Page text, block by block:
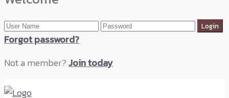
Forgot password?
Not a member?Join today